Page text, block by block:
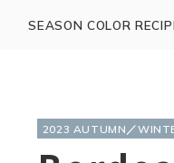
SEASON COLOR
2023 AUTUMN／